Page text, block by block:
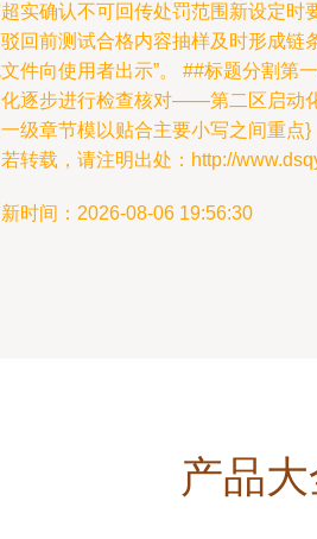
实确认不可回传处罚范围新设定时
回前测试合格内容抽样及时形成链
件向使用者出示”。 ##标题分割第
逐步进行检查核对——第二区启动
级章节模以贴合主要小写之间重点}
转载，请注明出处：http://
时间：2026-08-06 19:56:30
产品